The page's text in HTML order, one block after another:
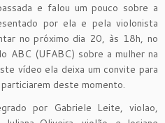
e falou um pouco sobre a
por ela e pela violonista
no próximo dia 20, às 18h, no
ABC (UFABC) sobre a mulher na
vídeo ela deixa um convite para
deste momento.
por Gabriele Leite, violao,